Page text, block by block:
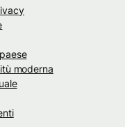
moderna